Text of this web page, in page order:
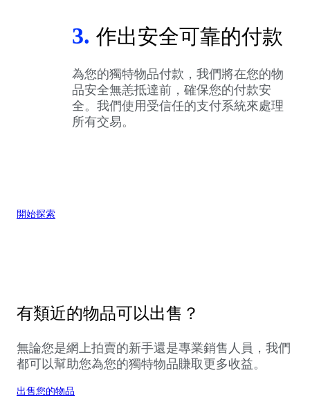
3. 作出安全可靠的付款
為您的獨特物品付款，我們將在您的物
品安全無恙抵達前，確保您的付款安
全。我們使用受信任的支付系統來處理
所有交易。
開始探索
有類近的物品可以出售？
無論您是網上拍賣的新手還是專業銷售人員，我們
都可以幫助您為您的獨特物品賺取更多收益。
出售您的物品